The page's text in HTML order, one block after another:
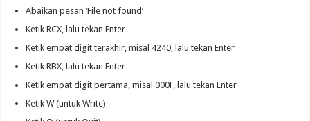
Abaikan pesan ‘File not found’
Ketik RCX, lalu tekan Enter
Ketik empat digit terakhir, misal 4240, lalu tekan Enter
Ketik RBX, lalu tekan Enter
Ketik empat digit pertama, misal 000F, lalu tekan Enter
Ketik W (untuk Write)